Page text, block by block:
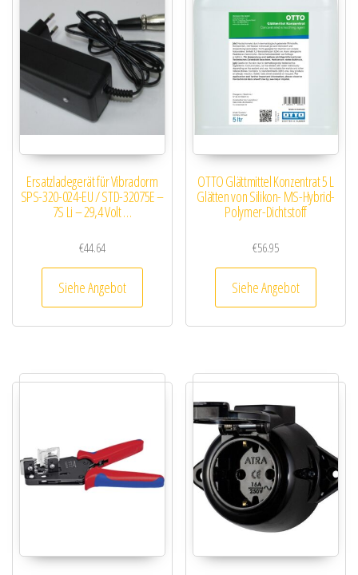
Ersatzladegerät für Vibradorm
SPS-320-024-EU / STD-32075E –
7S Li – 29,4 Volt …
€44.64
Siehe Angebot
OTTO Glättmittel Konzentrat 5 L
Glätten von Silikon- MS-Hybrid-
Polymer-Dichtstoff
€56.95
Siehe Angebot